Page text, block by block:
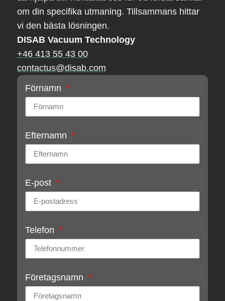
om din specifika utmaning. Tillsammans hittar
vi den bästa lösningen.
DISAB Vacuum Technology
+46 413 55 43 00
contactus@disab.com
Förnamn
Efternamn
E-post
Telefon
Företagsnamn